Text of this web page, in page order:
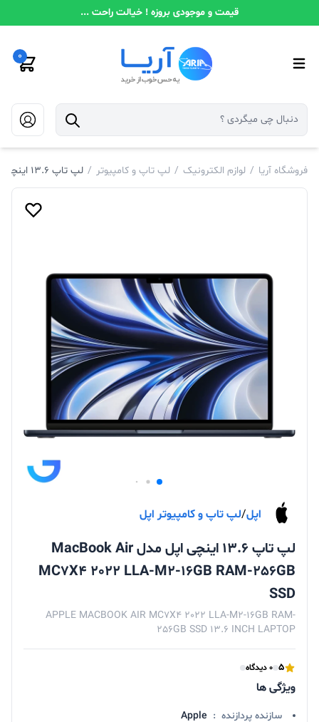
قیمت و موجودی بروزه ! خیالت راحت ...
0
فروشگاه آریا / لوازم الکترونیک / لپ تاپ و کامپیوتر / لپ تاپ 13.6 اینچی اپل مدل MacBook Air MC7X4 2022 LLA-M2-16GB RAM-256GB SSD
اپل/لپ تاپ و کامپیوتر اپل
لپ تاپ 13.6 اینچی اپل مدل MacBook Air
MC7X4 2022 LLA-M2-16GB RAM-256GB
SSD
APPLE MACBOOK AIR MC7X4 2022 LLA-M2-16GB RAM-
256GB SSD 13.6 INCH LAPTOP
5 0 دیدگاه
ویژگی ها
سازنده پردازنده :
Apple